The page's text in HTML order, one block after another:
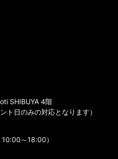
SHIBUYA 4階
ント日のみの対応となります）
10:00～18:00）